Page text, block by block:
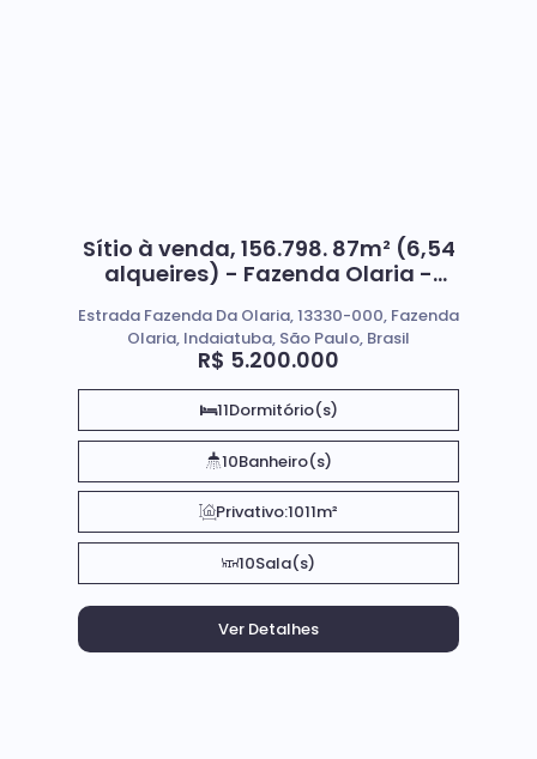
Sítio à venda, 156.798. 87m² (6,54
alqueires) - Fazenda Olaria -
R$ 5.200.000
Estrada Fazenda Da Olaria, 13330-000, Fazenda
Olaria, Indaiatuba, São Paulo, Brasil
11Dormitório(s)
10Banheiro(s)
Privativo:1011m²
10Sala(s)